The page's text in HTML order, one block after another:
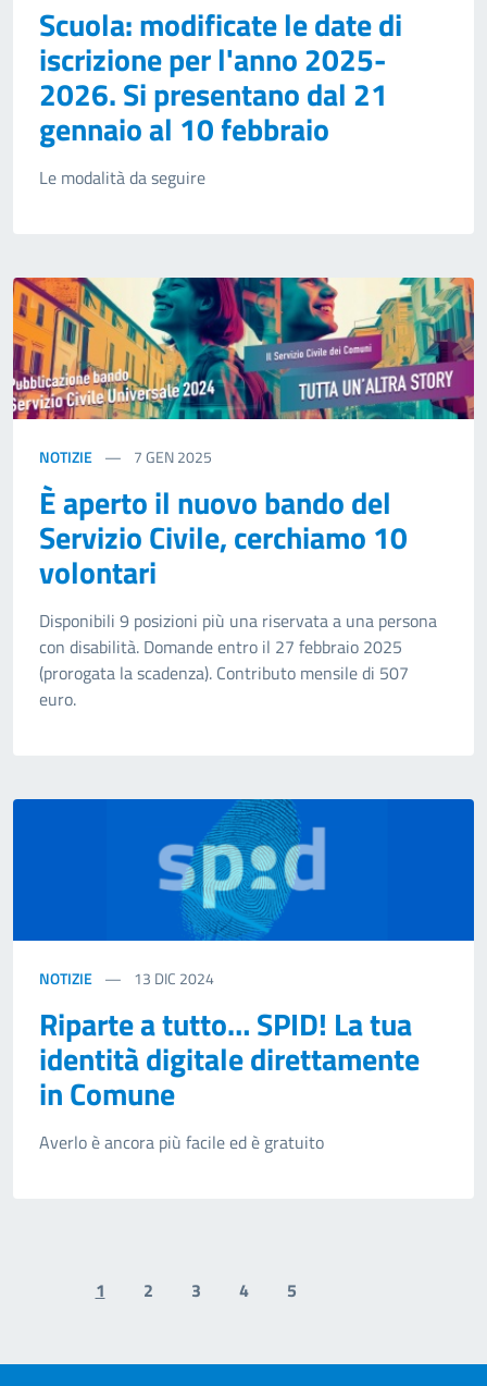
Scuola: modificate le date di
iscrizione per l'anno 2025-
2026. Si presentano dal 21
gennaio al 10 febbraio
Le modalità da seguire
NOTIZIE 7GEN 2025
È aperto il nuovo bando del
Servizio Civile, cerchiamo 10
volontari
Disponibili 9 posizioni più una riservata a una persona
con disabilità. Domande entro il 27 febbraio 2025
(prorogata la scadenza). Contributo mensile di 507
euro.
NOTIZIE 13 DIC 2024
Riparte a tutto… SPID! La tua
identità digitale direttamente
in Comune
Averlo è ancora più facile ed è gratuito
Previous page
1 2 3 4 5